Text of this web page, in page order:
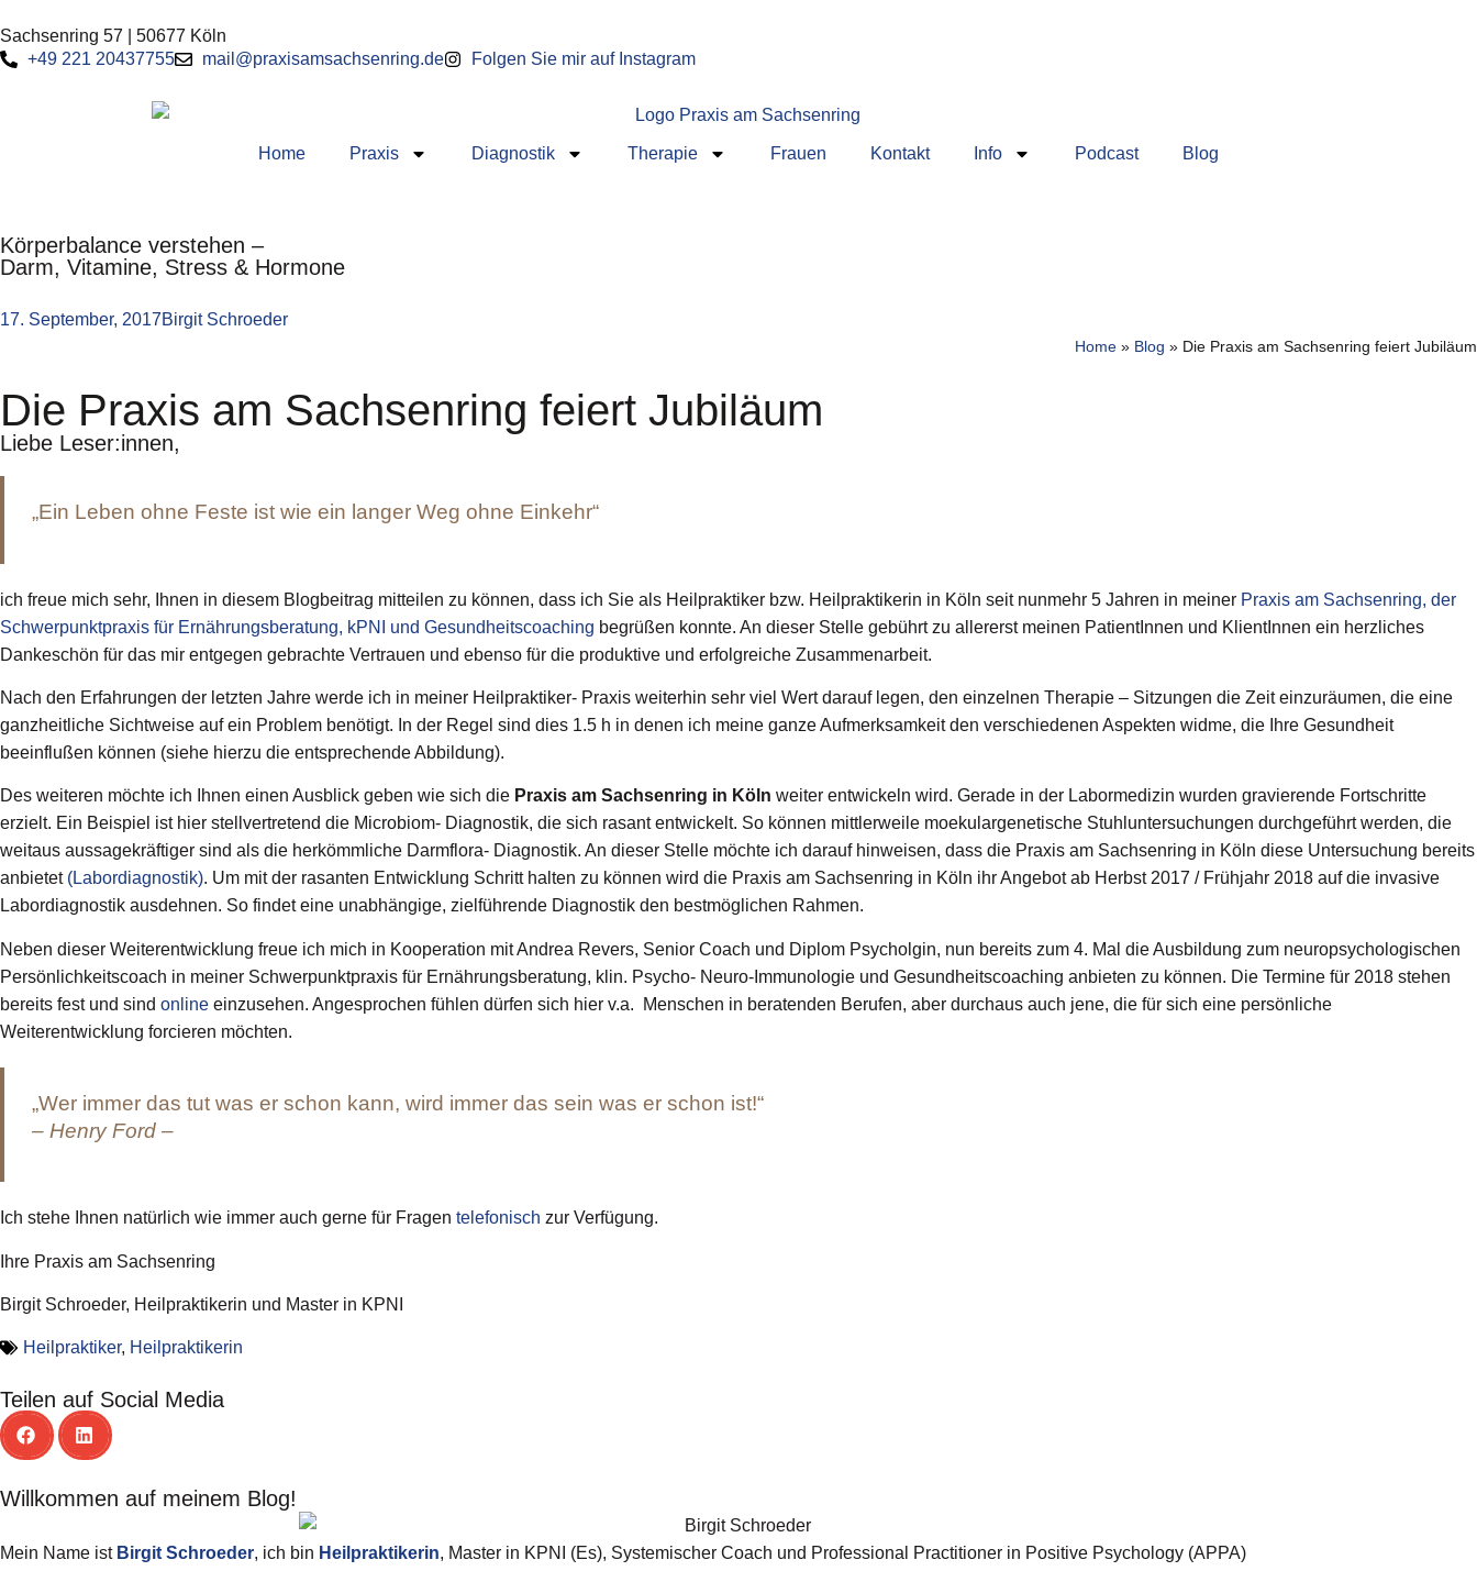
Sachsenring 57 | 50677 Köln
+49 221 20437755
mail@praxisamsachsenring.de Folgen Sie mir auf Instagram
Home Praxis Diagnostik Therapie Frauen Kontakt Info Podcast Blog
Körperbalance verstehen –
Darm, Vitamine, Stress & Hormone
17. September, 2017Birgit Schroeder
Home » Blog » Die Praxis am Sachsenring feiert Jubiläum
Die Praxis am Sachsenring feiert Jubiläum
Liebe Leser:innen,
„Ein Leben ohne Feste ist wie ein langer Weg ohne Einkehr“
ich freue mich sehr, Ihnen in diesem Blogbeitrag mitteilen zu können, dass ich Sie als Heilpraktiker bzw. Heilpraktikerin in Köln seit nunmehr 5 Jahren in meiner Praxis am Sachsenring, der
Schwerpunktpraxis für Ernährungsberatung, kPNI und Gesundheitscoaching begrüßen konnte. An dieser Stelle gebührt zu allererst meinen PatientInnen und KlientInnen ein herzliches
Dankeschön für das mir entgegen gebrachte Vertrauen und ebenso für die produktive und erfolgreiche Zusammenarbeit.
Nach den Erfahrungen der letzten Jahre werde ich in meiner Heilpraktiker- Praxis weiterhin sehr viel Wert darauf legen, den einzelnen Therapie – Sitzungen die Zeit einzuräumen, die eine
ganzheitliche Sichtweise auf ein Problem benötigt. In der Regel sind dies 1.5 h in denen ich meine ganze Aufmerksamkeit den verschiedenen Aspekten widme, die Ihre Gesundheit
beeinflußen können (siehe hierzu die entsprechende Abbildung).
Des weiteren möchte ich Ihnen einen Ausblick geben wie sich die Praxis am Sachsenring in Köln weiter entwickeln wird. Gerade in der Labormedizin wurden gravierende Fortschritte
erzielt. Ein Beispiel ist hier stellvertretend die Microbiom- Diagnostik, die sich rasant entwickelt. So können mittlerweile moekulargenetische Stuhluntersuchungen durchgeführt werden, die
weitaus aussagekräftiger sind als die herkömmliche Darmflora- Diagnostik. An dieser Stelle möchte ich darauf hinweisen, dass die Praxis am Sachsenring in Köln diese Untersuchung bereits
anbietet (Labordiagnostik). Um mit der rasanten Entwicklung Schritt halten zu können wird die Praxis am Sachsenring in Köln ihr Angebot ab Herbst 2017 / Frühjahr 2018 auf die invasive
Labordiagnostik ausdehnen. So findet eine unabhängige, zielführende Diagnostik den bestmöglichen Rahmen.
Neben dieser Weiterentwicklung freue ich mich in Kooperation mit Andrea Revers, Senior Coach und Diplom Psycholgin, nun bereits zum 4. Mal die Ausbildung zum neuropsychologischen
Persönlichkeitscoach in meiner Schwerpunktpraxis für Ernährungsberatung, klin. Psycho- Neuro-Immunologie und Gesundheitscoaching anbieten zu können. Die Termine für 2018 stehen
bereits fest und sind online einzusehen. Angesprochen fühlen dürfen sich hier v.a. Menschen in beratenden Berufen, aber durchaus auch jene, die für sich eine persönliche
Weiterentwicklung forcieren möchten.
„Wer immer das tut was er schon kann, wird immer das sein was er schon ist!“
– Henry Ford –
Ich stehe Ihnen natürlich wie immer auch gerne für Fragen telefonisch zur Verfügung.
Ihre Praxis am Sachsenring
Birgit Schroeder, Heilpraktikerin und Master in KPNI
Heilpraktiker, Heilpraktikerin
Teilen auf Social Media
Willkommen auf meinem Blog!
Mein Name ist Birgit Schroeder, ich bin Heilpraktikerin, Master in KPNI (Es), Systemischer Coach und Professional Practitioner in Positive Psychology (APPA)